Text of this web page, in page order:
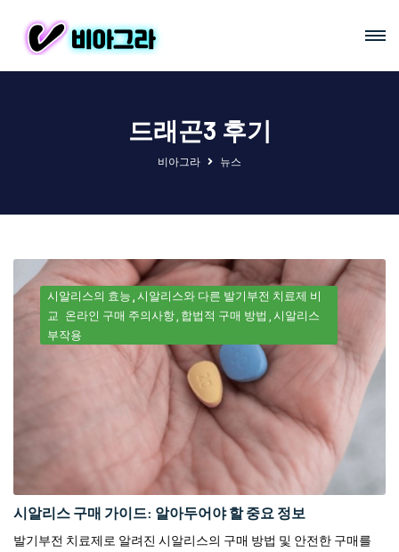
드래곤3 후기
비아그라 뉴스
시알리스의 효능 시알리스와 다른 발기부전 치료제 비
교 온라인 구매 주의사항 합법적 구매 방법 시알리스
부작용
시알리스 구매 가이드: 알아두어야 할 중요 정보
발기부전 치료제로 알려진 시알리스의 구매 방법 및 안전한 구매를